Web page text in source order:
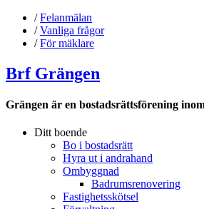
/Felanmälan
/Vanliga frågor
/För mäklare
Brf Grängen
Grängen är en bostadsrättsförening
Ditt boende
Bo i bostadsrätt
Hyra ut i andrahand
Ombyggnad
Badrumsrenovering
Fastighetsskötsel